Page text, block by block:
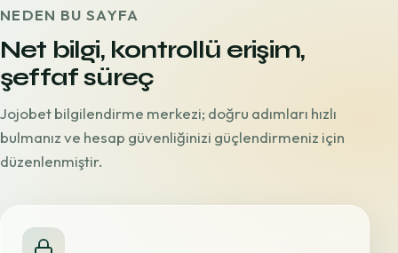
NEDEN BU SAYFA
Net bilgi, kontrollü erişim,
şeffaf süreç
Jojobet bilgilendirme merkezi; doğru adımları hızlı
bulmanız ve hesap güvenliğinizi güçlendirmeniz için
düzenlenmiştir.